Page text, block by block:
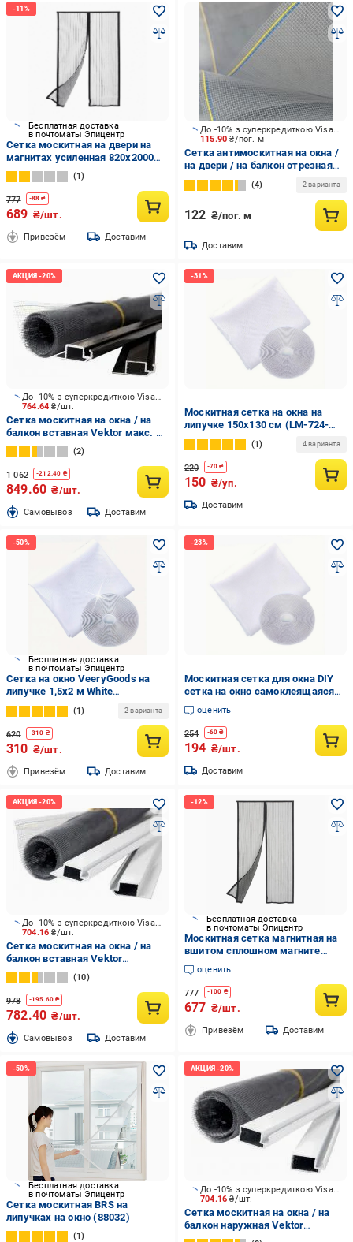
Бесплатная доставка
в почтоматы Эпицентр
Сетка москитная на двери на
магнитах усиленная 820х2000
мм Серый
1
777 -88 ₴
689 ₴/шт.
Привезём Доставим
115.90₴/пог. м
До -10% з суперкредиткою Visa Вигода
Сетка антимоскитная на окна /
на двери / на балкон отрезная
Agreen серый
4 2 варианта
122 ₴/пог. м
Доставим
764.64₴/шт.
До -10% з суперкредиткою Visa Вигода
Сетка москитная на окна / на
балкон вставная Vektor макс. р-
р до 1500х750 мм коричневый
2
1 062 -212.40 ₴
849.60 ₴/шт.
Cамовывоз Доставим
Москитная сетка на окна на
липучке 150х130 см (LM-724-
130)
1 4 варианта
220 -70 ₴
150 ₴/уп.
Доставим
Бесплатная доставка
в почтоматы Эпицентр
Сетка на окно VeeryGoods на
липучке 1,5х2 м White
(526194959)
1 2 варианта
620 -310 ₴
310 ₴/шт.
Привезём Доставим
Москитная сетка для окна DIY
сетка на окно самоклеящаяся
1,5х1,5 м Белый (1010648-White)
оценить
254 -60 ₴
194 ₴/шт.
Доставим
704.16₴/шт.
До -10% з суперкредиткою Visa Вигода
Сетка москитная на окна / на
балкон вставная Vektor
1500х750 мм серый
10
978 -195.60 ₴
782.40 ₴/шт.
Cамовывоз Доставим
Бесплатная доставка
в почтоматы Эпицентр
Москитная сетка магнитная на
вшитом сплошном магните
92х200 см
оценить
777 -100 ₴
677 ₴/шт.
Привезём Доставим
Бесплатная доставка
в почтоматы Эпицентр
Сетка москитная BRS на
липучках на окно (88032)
1
704.16₴/шт.
До -10% з суперкредиткою Visa Вигода
Сетка москитная на окна / на
балкон наружная Vektor
1500х750 мм серый